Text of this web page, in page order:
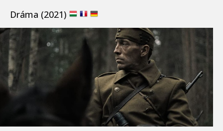
Dráma (2021)